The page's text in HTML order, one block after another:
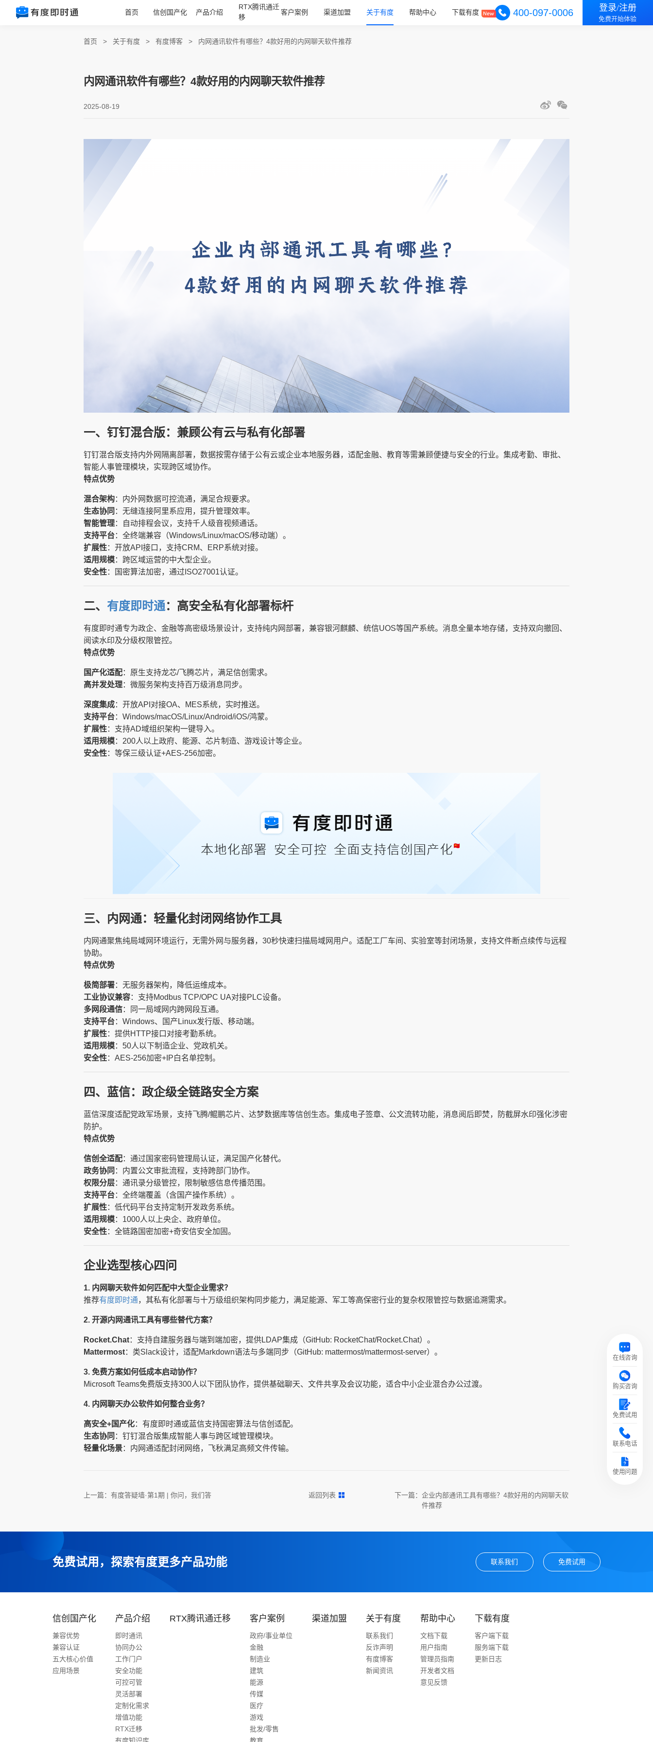
首页 信创国产化 产品介绍
RTX腾讯通迁
移
客户案例 渠道加盟 关于有度 帮助中心 下载有度 400-097-0006 登录/注册
免费开始体验
首页 > 关于有度 > 有度博客 > 内网通讯软件有哪些？4款好用的内网聊天软件推荐
内网通讯软件有哪些？4款好用的内网聊天软件推荐
2025-08-19
一、钉钉混合版：兼顾公有云与私有化部署
钉钉混合版支持内外网隔离部署，数据按需存储于公有云或企业本地服务器，适配金融、教育等需兼顾便捷与安全的行业。集成考勤、审批、
智能人事管理模块，实现跨区域协作。
特点优势
混合架构：内外网数据可控流通，满足合规要求。
生态协同 ：无缝连接阿里系应用，提升管理效率。
智能管理：自动排程会议，支持千人级音视频通话。
支持平台：全终端兼容（Windows/Linux/macOS/移动端）。
扩展性：开放API接口，支持CRM、ERP系统对接。
适用规模：跨区域运营的中大型企业。
安全性：国密算法加密，通过ISO27001认证。
二、 有度即时通：高安全私有化部署标杆
有度即时通专为政企、金融等高密级场景设计，支持纯内网部署，兼容银河麒麟、统信UOS等国产系统。消息全量本地存储，支持双向撤回、
阅读水印及分级权限管控。
特点优势
国产化适配：原生支持龙芯/飞腾芯片，满足信创需求。
高并发处理：微服务架构支持百万级消息同步。
深度集成：开放API对接OA、MES系统，实时推送。
支持平台：Windows/macOS/Linux/Android/iOS/鸿蒙。
扩展性：支持AD域组织架构一键导入。
适用规模：200人以上政府、能源、芯片制造、游戏设计等企业。
安全性：等保三级认证+AES-256加密。
三、内网通：轻量化封闭网络协作工具
内网通聚焦纯局域网环境运行，无需外网与服务器，30秒快速扫描局域网用户。适配工厂车间、实验室等封闭场景，支持文件断点续传与远程
协助。
特点优势
极简部署：无服务器架构，降低运维成本。
工业协议兼容：支持Modbus TCP/OPC UA对接PLC设备。
多网段通信：同一局域网内跨网段互通。
支持平台：Windows、国产Linux发行版、移动端。
扩展性：提供HTTP接口对接考勤系统。
适用规模：50人以下制造企业、党政机关。
安全性：AES-256加密+IP白名单控制。
四、蓝信：政企级全链路安全方案
蓝信深度适配党政军场景，支持飞腾/鲲鹏芯片、达梦数据库等信创生态。集成电子签章、公文流转功能，消息阅后即焚，防截屏水印强化涉密
防护。
特点优势
信创全适配：通过国家密码管理局认证，满足国产化替代。
政务协同 ：内置公文审批流程，支持跨部门协作。
权限分层：通讯录分级管控，限制敏感信息传播范围。
支持平台：全终端覆盖（含国产操作系统）。
扩展性：低代码平台支持定制开发政务系统。
适用规模：1000人以上央企、政府单位。
安全性：全链路国密加密+奇安信安全加固。
企业选型核心四问
1. 内网聊天软件如何匹配中大型企业需求？
推荐有度即时通，其私有化部署与十万级组织架构同步能力，满足能源、军工等高保密行业的复杂权限管控与数据追溯需求。
2. 开源内网通讯工具有哪些替代方案？
Rocket.Chat：支持自建服务器与端到端加密，提供LDAP集成（GitHub: RocketChat/Rocket.Chat）。
Mattermost：类Slack设计，适配Markdown语法与多端同步（GitHub: mattermost/mattermost-server）。
3. 免费方案如何低成本启动协作？
Microsoft Teams免费版支持300人以下团队协作，提供基础聊天、文件共享及会议功能，适合中小企业混合办公过渡。
4. 内网聊天办公软件如何整合业务？
高安全+国产化：有度即时通或蓝信支持国密算法与信创适配。
生态协同 ：钉钉混合版集成智能人事与跨区域管理模块。
轻量化场景：内网通适配封闭网络，飞秋满足高频文件传输。
上一篇： 有度答疑墙·第1期 | 你问，我们答 返回列表 下一篇： 企业内部通讯工具有哪些？4款好用的内网聊天软
件推荐
免费试用，探索有度更多产品功能 联系我们 免费试用
在线咨询
购买咨询
免费试用
联系电话
使用问题
信创国产化
兼容优势
兼容认证
五大核心价值
应用场景
产品介绍
即时通讯
协同办公
工作门户
安全功能
可控可管
灵活部署
定制化需求
增值功能
RTX迁移
RTX腾讯通迁移 客户案例
政府/事业单位
金融
制造业
建筑
能源
传媒
医疗
游戏
批发/零售
渠道加盟 关于有度
联系我们
反诈声明
有度博客
新闻资讯
帮助中心
文档下载
用户指南
管理员指南
开发者文档
意见反馈
下载有度
客户端下载
服务端下载
更新日志